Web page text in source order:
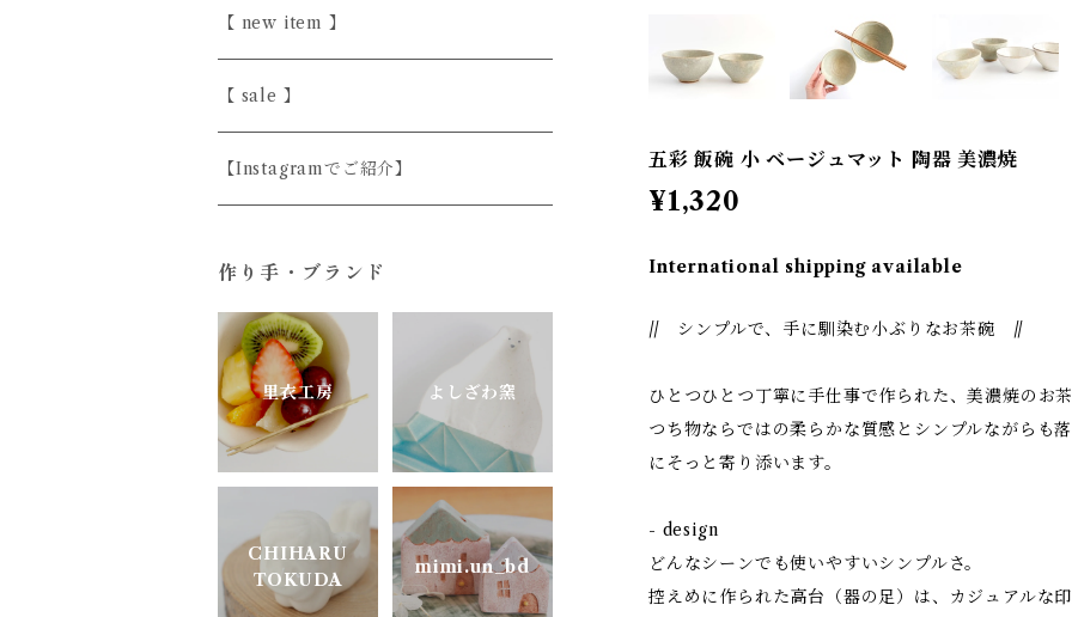
五彩 飯碗 小 ベージュマット 陶器 美濃焼
¥1,320
International shipping available
// シンプルで、手に馴染む小ぶりなお茶碗 //
ひとつひとつ丁寧に手仕事で作られた、美濃焼のお茶
つち物ならではの柔らかな質感とシンプルながらも
にそっと寄り添います。
- design
どんなシーンでも使いやすいシンプルさ。
控えめに作られた高台（器の足）は、カジュアルな
こいずみちはる
斎藤奈月
シサム工房
陶房はせがわ
ニシクミ
樋口萌
古谷製陶所
松ヶ岡ガラス
美濃焼
益子焼
半磁器・せっ器
磁器
天然木
真鍮・アルミ
ほっこり愛らしい
シンプル
上品
どうぶつのうつわ
お花のうつわ
【 new item 】
【 sale 】
【Instagramでご紹介】
作り手・ブランド
里衣工房 よしざわ窯
CHIHARU
TOKUDA
mimi.un_bd